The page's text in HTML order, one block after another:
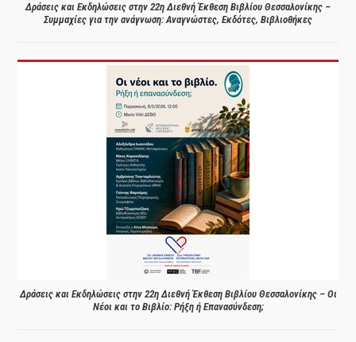
Δράσεις και Εκδηλώσεις στην 22η Διεθνή Έκθεση Βιβλίου Θεσσαλονίκης –
Συμμαχίες για την ανάγνωση: Αναγνώστες, Εκδότες, Βιβλιοθήκες
Δράσεις και Εκδηλώσεις στην 22η Διεθνή Έκθεση Βιβλίου Θεσσαλονίκης – Οι
Νέοι και το Βιβλίο: Ρήξη ή Επανασύνδεση;